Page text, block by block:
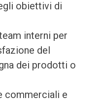
obiettivi di
interni per
del
dei prodotti o
commerciali e